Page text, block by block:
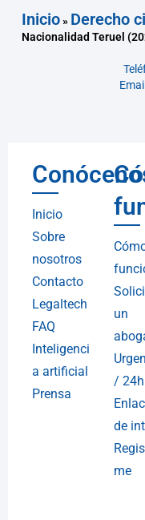
Inicio» Derecho
Nacionalidad Teruel
Inicio
Sobre
nosotros
Contacto
Legaltech
FAQ
Inteligenci
a artificial
Prensa
un
/ 24h
de
me